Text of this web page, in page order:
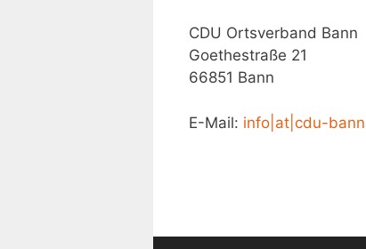
CDU Ortsverband Bann
Goethestraße 21
66851 Bann
E-Mail: info|at|cdu-